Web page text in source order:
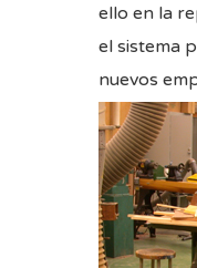
ello en la
el sistema
nuevos